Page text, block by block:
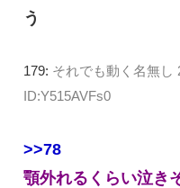
う
179: それでも動く名無し
ID:Y515AVFs0
>>78
顎外れるくらい泣き